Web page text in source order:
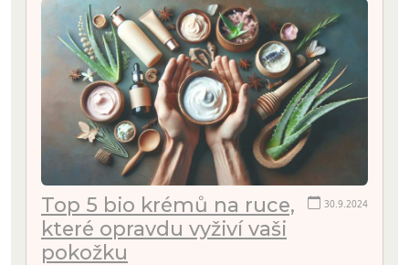
30.9.2024
Top 5 bio krémů na ruce,
které opravdu vyživí vaši
pokožku